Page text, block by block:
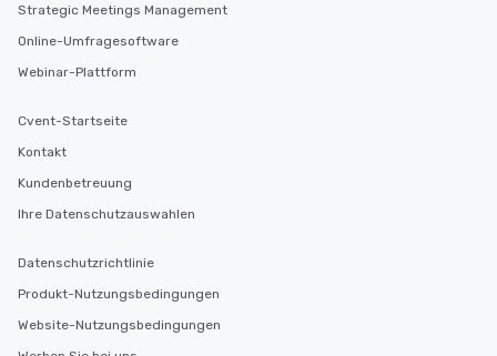
Strategic Meetings Management
Online-Umfragesoftware
Webinar-Plattform
Cvent-Startseite
Kontakt
Kundenbetreuung
Ihre Datenschutzauswahlen
Datenschutzrichtlinie
Produkt-Nutzungsbedingungen
Website-Nutzungsbedingungen